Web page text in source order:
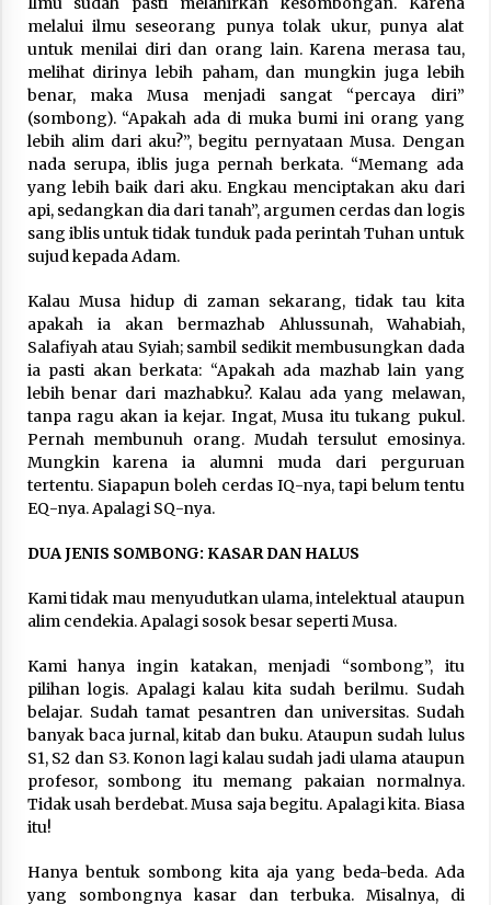
melalui ilmu seseorang punya tolak ukur, punya alat
untuk menilai diri dan orang lain. Karena merasa tau,
melihat dirinya lebih paham, dan mungkin juga lebih
benar, maka Musa menjadi sangat “percaya diri”
(sombong). “Apakah ada di muka bumi ini orang yang
lebih alim dari aku?”, begitu pernyataan Musa. Dengan
nada serupa, iblis juga pernah berkata. “Memang ada
yang lebih baik dari aku. Engkau menciptakan aku dari
api, sedangkan dia dari tanah”, argumen cerdas dan logis
sang iblis untuk tidak tunduk pada perintah Tuhan untuk
sujud kepada Adam.
Kalau Musa hidup di zaman sekarang, tidak tau kita
apakah ia akan bermazhab Ahlussunah, Wahabiah,
Salafiyah atau Syiah; sambil sedikit membusungkan dada
ia pasti akan berkata: “Apakah ada mazhab lain yang
lebih benar dari mazhabku?. Kalau ada yang melawan,
tanpa ragu akan ia kejar. Ingat, Musa itu tukang pukul.
Pernah membunuh orang. Mudah tersulut emosinya.
Mungkin karena ia alumni muda dari perguruan
tertentu. Siapapun boleh cerdas IQ-nya, tapi belum tentu
EQ-nya. Apalagi SQ-nya.
DUA JENIS SOMBONG: KASAR DAN HALUS
Kami tidak mau menyudutkan ulama, intelektual ataupun
alim cendekia. Apalagi sosok besar seperti Musa.
Kami hanya ingin katakan, menjadi “sombong”, itu
pilihan logis. Apalagi kalau kita sudah berilmu. Sudah
belajar. Sudah tamat pesantren dan universitas. Sudah
banyak baca jurnal, kitab dan buku. Ataupun sudah lulus
S1, S2 dan S3. Konon lagi kalau sudah jadi ulama ataupun
profesor, sombong itu memang pakaian normalnya.
Tidak usah berdebat. Musa saja begitu. Apalagi kita. Biasa
itu!
Hanya bentuk sombong kita aja yang beda-beda. Ada
yang sombongnya kasar dan terbuka. Misalnya, di